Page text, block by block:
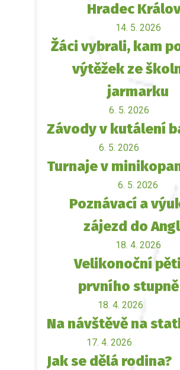
Hradec
14. 5. 2026
Žáci vybrali, kam
výtěžek ze
jarmarku
6. 5. 2026
Závody v kutálení
6. 5. 2026
Turnaje v
6. 5. 2026
Poznávací a
zájezd do
18. 4. 2026
Velikonoční
prvního stupně
18. 4. 2026
Na návštěvě na
17. 4. 2026
Jak se dělá rodina?